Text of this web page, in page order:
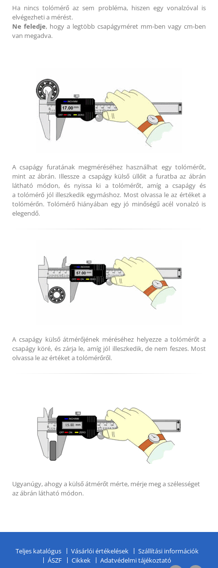
Ha nincs tolómérő az sem probléma, hiszen egy vonalzóval is
elvégezheti a mérést.
Ne feledje, hogy a legtöbb csapágyméret mm-ben vagy cm-ben
van megadva.
A csapágy furatának megméréséhez használhat egy tolómérőt,
mint az ábrán. Illessze a csapágy külső üllőit a furatba az ábrán
látható módon, és nyissa ki a tolómérőt, amíg a csapágy és
a tolómérő jól illeszkedik egymáshoz. Most olvassa le az értéket a
tolómérőn. Tolómérő hiányában egy jó minőségű acél vonalzó is
elegendő.
A csapágy külső átmérőjének méréséhez helyezze a tolómérőt a
csapágy köré, és zárja le, amíg jól illeszkedik, de nem feszes. Most
olvassa le az értéket a tolómérőről.
Ugyanúgy, ahogy a külső átmérőt mérte, mérje meg a szélességet
az ábrán látható módon.
Teljes katalógus Vásárlói értékelések
Szállítási információk
ÁSZF
Cikkek Adatvédelmi tájékoztató